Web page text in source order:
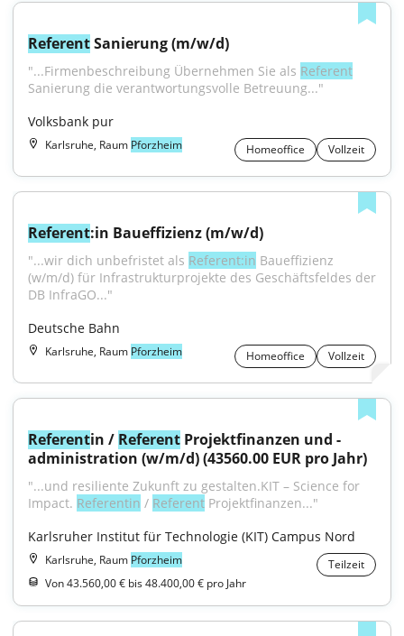
Referent Sanierung (m/w/d)
"...Firmenbeschreibung Übernehmen Sie als Referent
Sanierung die verantwortungsvolle Betreuung..."
Volksbank pur
Karlsruhe, Raum Pforzheim Homeoffice Vollzeit
Referent:in Baueffizienz (m/w/d)
"...wir dich unbefristet als Referent:in Baueffizienz
(w/m/d) für Infrastrukturprojekte des Geschäftsfeldes der
DB InfraGO..."
Deutsche Bahn
Karlsruhe, Raum Pforzheim Homeoffice Vollzeit
Referentin / Referent Projektfinanzen und -
administration (w/m/d) (43560.00 EUR pro Jahr)
"...und resiliente Zukunft zu gestalten.KIT – Science for
Impact. Referentin / Referent Projektfinanzen..."
Karlsruher Institut für Technologie (KIT) Campus Nord
Karlsruhe, Raum Pforzheim
Teilzeit
Von 43.560,00 € bis 48.400,00 € pro Jahr